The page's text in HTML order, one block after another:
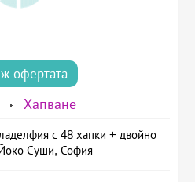
офертата
Хапване
с 48 хапки + двойно
Суши, София